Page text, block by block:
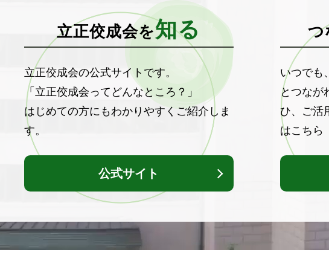
立正佼成会を知る
立正佼成会の公式サイトです。
「立正佼成会ってどんなところ？」
はじめての方にもわかりやすくご紹介しま
す。
公式サイト
つ
いつでも
とつなが
ひ、ご活
はこちら